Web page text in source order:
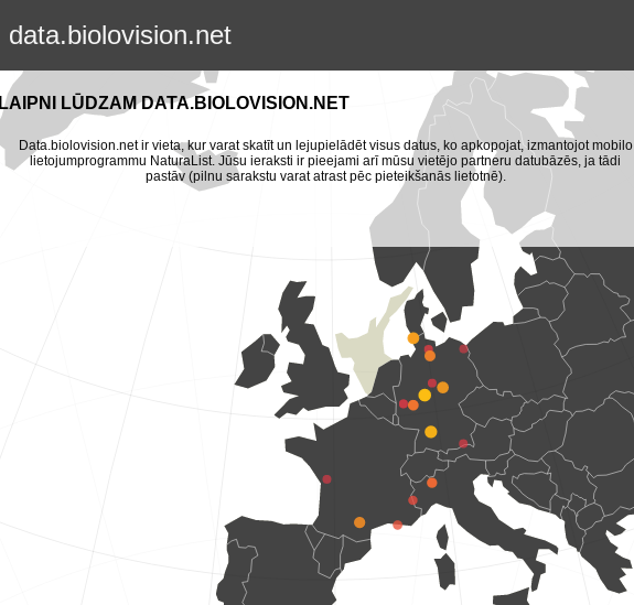
data.biolovision.net
LAIPNI LŪDZAM DATA.BIOLOVISION.NET
Data.biolovision.net ir vieta, kur varat skatīt un lejupielādēt visus datus, ko apkopojat, izmantojot mobilo
lietojumprogrammu NaturaList. Jūsu ieraksti ir pieejami arī mūsu vietējo partneru datubāzēs, ja tādi
pastāv (pilnu sarakstu varat atrast pēc pieteikšanās lietotnē).